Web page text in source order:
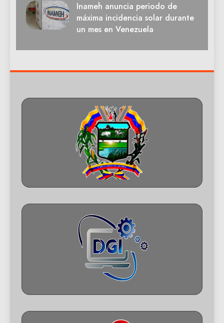
Inameh anuncia periodo de
máxima incidencia solar durante
un mes en Venezuela